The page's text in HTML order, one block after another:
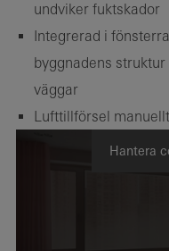
undviker fuktskador
Integrerad i
byggnadens
väggar
Lufttillförsel
Hantera